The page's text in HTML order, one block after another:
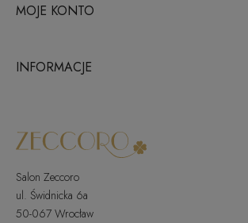
MOJE KONTO
INFORMACJE
Salon Zeccoro
ul. Świdnicka 6a
50-067 Wrocław